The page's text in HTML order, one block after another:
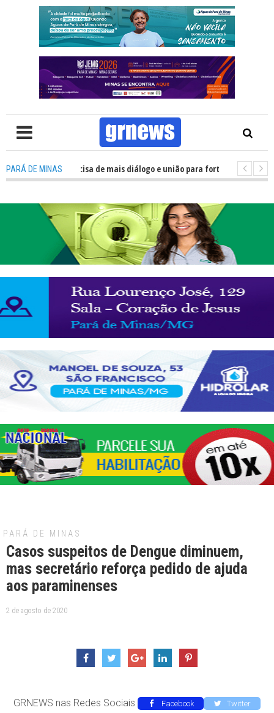
PARÁ DE MINAS
TV: Política precisa de mais diálogo e união para fortalecer Minas e
PARÁ DE MINAS
Casos suspeitos de Dengue diminuem,
mas secretário reforça pedido de ajuda
aos paraminenses
2 de agosto de 2020
GRNEWS nas Redes Sociais Facebook
Twitter